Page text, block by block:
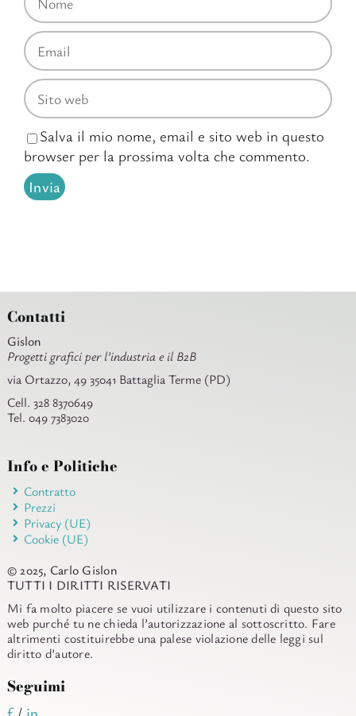
Salva il mio nome, email e sito web in questo
browser per la prossima volta che commento.
Contatti
Gislon
Progetti grafici per l’industria e il B2B
via Ortazzo, 49 35041 Battaglia Terme (PD)
Cell. 328 8370649
Tel. 049 7383020
Info e Politiche
Contratto
Prezzi
Privacy (UE)
Cookie (UE)
© 2025, Carlo Gislon
TUTTI I DIRITTI RISERVATI
Mi fa molto piacere se vuoi utilizzare i contenuti di questo sito
web purché tu ne chieda l’autorizzazione al sottoscritto. Fare
altrimenti costituirebbe una palese violazione delle leggi sul
diritto d’autore.
Seguimi